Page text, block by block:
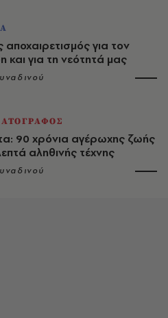
αποχαιρετισμός για τον
και για τη νεότητά μας
90 χρόνια αγέρωχης ζωής
αληθινής τέχνης